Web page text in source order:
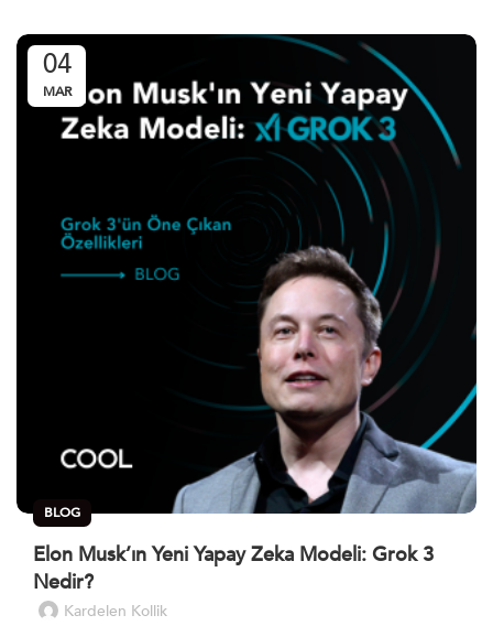
04
MAR
BLOG
Elon Musk’ın Yeni Yapay Zeka Modeli: Grok 3
Nedir?
Kardelen Kollik